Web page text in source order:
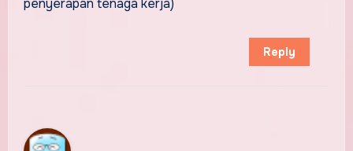
penyerapan tenaga kerja)
Reply